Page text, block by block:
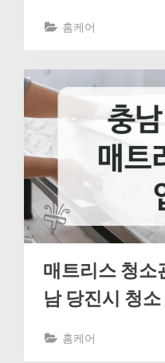
홈케어
매트리스 청소
남 당진시 청
홈케어